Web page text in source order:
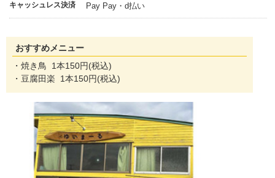
キャッシュレス決済 Pay Pay・d払い
おすすめメニュー
・焼き鳥 1本150円(税込)
・豆腐田楽 1本150円(税込)